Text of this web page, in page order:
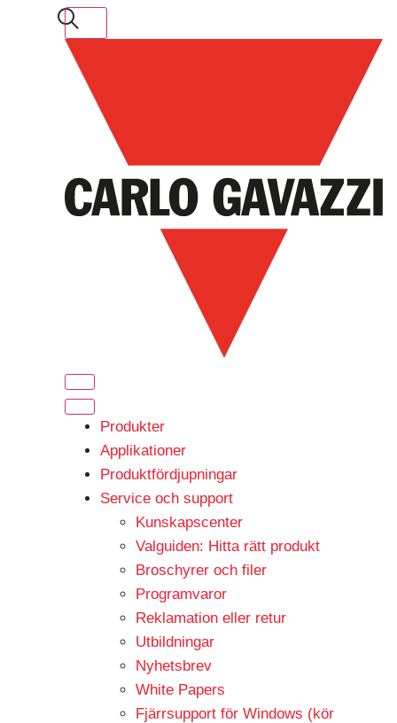
Produkter
Applikationer
Produktfördjupningar
Service och support
Kunskapscenter
Valguiden: Hitta rätt produkt
Broschyrer och filer
Programvaror
Reklamation eller retur
Utbildningar
Nyhetsbrev
White Papers
Fjärrsupport för Windows (kör